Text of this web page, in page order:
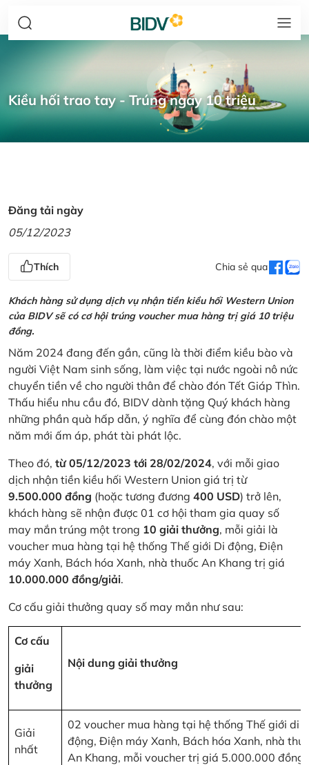
Kiều hối trao tay - Trúng ngay 10 triệu
Đăng tải ngày
05/12/2023
Thích Chia sẻ qua
Khách hàng sử dụng dịch vụ nhận tiền kiều hối Western Union
của BIDV sẽ có cơ hội trúng voucher mua hàng trị giá 10 triệu
đồng.
Năm 2024 đang đến gần, cũng là thời điểm kiều bào và
người Việt Nam sinh sống, làm việc tại nước ngoài nô nức
chuyển tiền về cho người thân để chào đón Tết Giáp Thìn.
Thấu hiểu nhu cầu đó, BIDV dành tặng Quý khách hàng
những phần quà hấp dẫn, ý nghĩa để cùng đón chào một
năm mới ấm áp, phát tài phát lộc.
Theo đó, từ 05/12/2023 tới 28/02/2024, với mỗi giao
dịch nhận tiền kiều hối Western Union giá trị từ
9.500.000 đồng (hoặc tương đương 400 USD) trở lên,
khách hàng sẽ nhận được 01 cơ hội tham gia quay số
may mắn trúng một trong 10 giải thưởng, mỗi giải là
voucher mua hàng tại hệ thống Thế giới Di động, Điện
máy Xanh, Bách hóa Xanh, nhà thuốc An Khang trị giá
10.000.000 đồng/giải.
Cơ cấu giải thưởng quay số may mắn như sau:
Cơ cấu
giải
thưởng
Nội dung giải thưởng
Giải
nhất
02 voucher mua hàng tại hệ thống Thế giới di
động, Điện máy Xanh, Bách hóa Xanh, nhà
An Khang, mỗi voucher trị giá 5.000.000 đồng